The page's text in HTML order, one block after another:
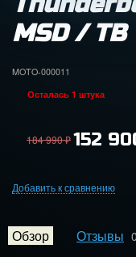
MSD / TB
MOTO-000011
Осталась 1 штука
184 990₽152
Добавить к сравнению
Обзор Отзывы 0